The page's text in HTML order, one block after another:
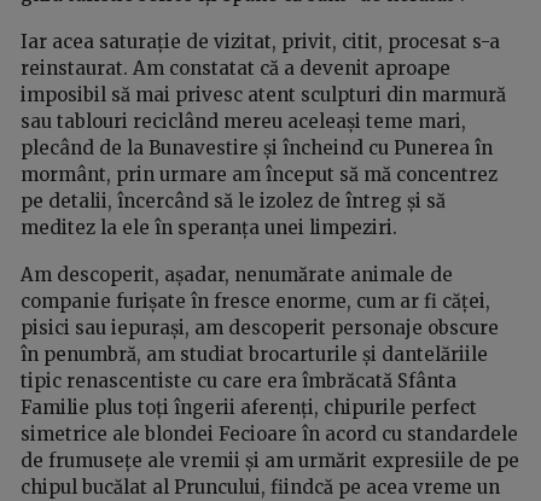
Iar acea saturație de vizitat, privit, citit, procesat s-a
reinstaurat. Am constatat că a devenit aproape
imposibil să mai privesc atent sculpturi din marmură
sau tablouri reciclând mereu aceleași teme mari,
plecând de la Bunavestire și încheind cu Punerea în
mormânt, prin urmare am început să mă concentrez
pe detalii, încercând să le izolez de întreg și să
meditez la ele în speranța unei limpeziri.
Am descoperit, așadar, nenumărate animale de
companie furișate în fresce enorme, cum ar fi căței,
pisici sau iepurași, am descoperit personaje obscure
în penumbră, am studiat brocarturile și dantelăriile
tipic renascentiste cu care era îmbrăcată Sfânta
Familie plus toți îngerii aferenți, chipurile perfect
simetrice ale blondei Fecioare în acord cu standardele
de frumusețe ale vremii și am urmărit expresiile de pe
chipul bucălat al Pruncului, fiindcă pe acea vreme un